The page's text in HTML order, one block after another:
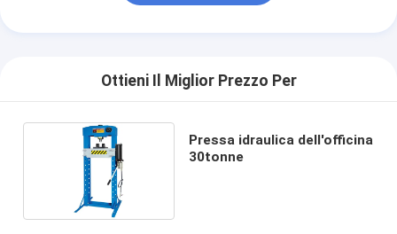
Ottieni Il Miglior Prezzo Per
Pressa idraulica dell'officina
30tonne